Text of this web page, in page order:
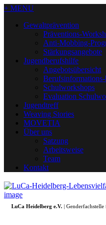
+ MENU
Gewaltprävention
Präventions-
Anti-Mobbing-
Stärkungsangebote
Jugendberufshilfe
Angebotsübersicht
Berufsinformations-
Schulworkshops
Evaluation
Jugendtreff
Weaving Stories
MOVETIA
Über uns
Satzung
Arbeitsweise
Team
Kontakt
LuCa Heidelberg e.V. |